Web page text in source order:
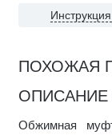
ПОХОЖАЯ
Обжимная